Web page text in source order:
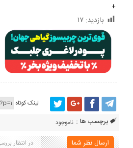
+
بازدید: ۱۷
لینک کوتاه
برچسب ها : ناموجود
ارسال نظر شما در انتظار